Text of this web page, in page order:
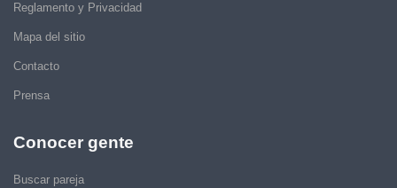
Reglamento y Privacidad
Mapa del sitio
Contacto
Prensa
Conocer gente
Buscar pareja